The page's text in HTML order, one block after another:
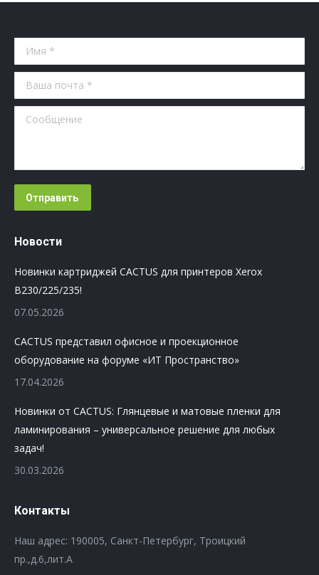
Имя *
Ваша почта *
Сообщение
Отправить
Новости
Новинки картриджей CACTUS для принтеров Xerox
B230/225/235!
07.05.2026
CACTUS представил офисное и проекционное
оборудование на форуме «ИТ Пространство»
17.04.2026
Новинки от CACTUS: Глянцевые и матовые пленки для
ламинирования – универсальное решение для любых
задач!
30.03.2026
Контакты
Наш адрес: 190005, Санкт-Петербург, Троицкий
пр.,д.6,лит.А